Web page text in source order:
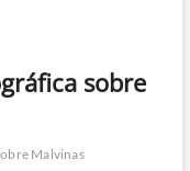
e
sobre
Malvinas